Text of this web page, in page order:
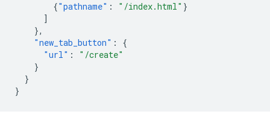
{"pathname" : "/index.html" }
]
},
"new_tab_button" :
{
"url" :
"/create"
}
}
}